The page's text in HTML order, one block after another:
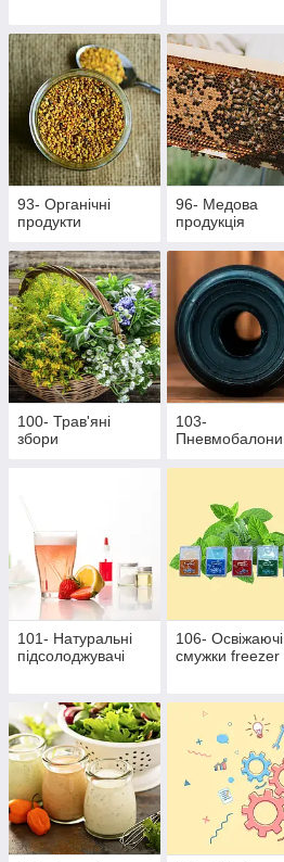
93- Органічні
продукти
96- Медова
продукція
100- Трав'яні
збори
103-
Пневмобалони
101- Натуральні
підсолоджувачі
106- Освіжаючі
смужки freezer